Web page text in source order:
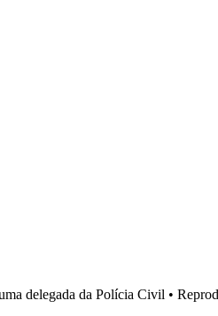
delegada da Polícia Civil •